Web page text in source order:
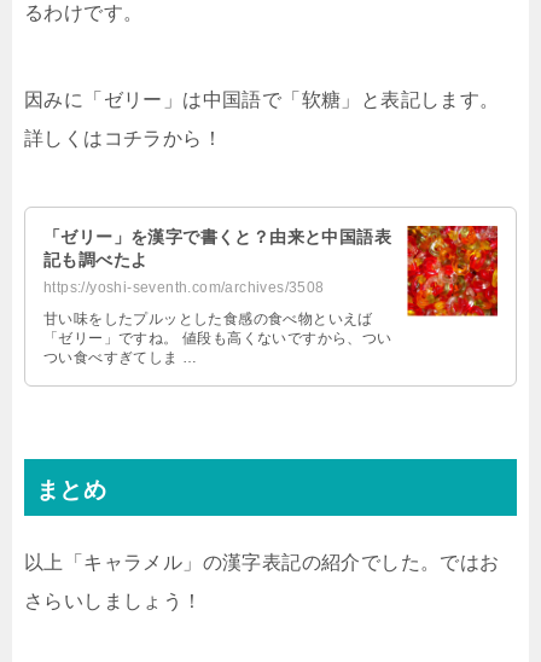
るわけです。
因みに「ゼリー」は中国語で「软糖」と表記します。
詳しくはコチラから！
「ゼリー」を漢字で書くと？由来と中国語表
記も調べたよ
https://yoshi-seventh.com/archives/3508
甘い味をしたプルッとした食感の食べ物といえば
「ゼリー」ですね。 値段も高くないですから、つい
つい食べすぎてしま …
まとめ
以上「キャラメル」の漢字表記の紹介でした。ではお
さらいしましょう！